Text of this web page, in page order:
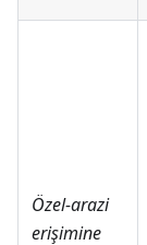
Özel-arazi
erişimine